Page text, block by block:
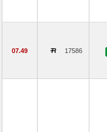
07.49 17586